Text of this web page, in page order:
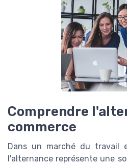
Comprendre
commerce
Dans un marché du travail
l'alternance représente une